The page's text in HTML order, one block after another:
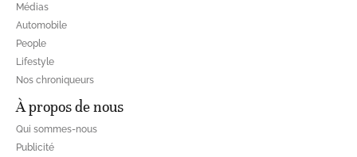
Médias
Automobile
People
Lifestyle
Nos chroniqueurs
À propos de nous
Qui sommes-nous
Publicité